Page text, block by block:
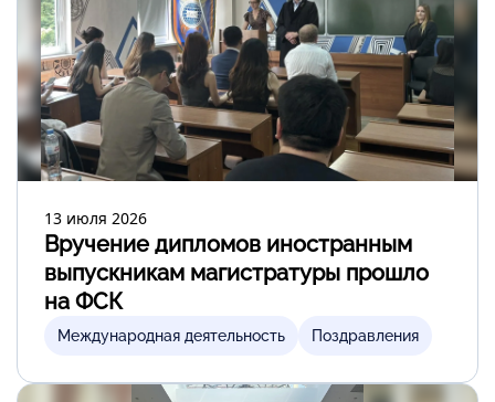
13 июля 2026
Вручение дипломов иностранным
выпускникам магистратуры прошло
на ФСК
Международная деятельность Поздравления